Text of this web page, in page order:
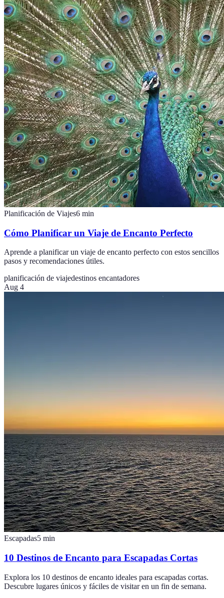
Planificación de Viajes6 min
Cómo Planificar un Viaje de Encanto Perfecto
Aprende a planificar un viaje de encanto perfecto con estos sencillos
pasos y recomendaciones útiles.
planificación de viajedestinos encantadores
Aug 4
Escapadas5 min
10 Destinos de Encanto para Escapadas Cortas
Explora los 10 destinos de encanto ideales para escapadas cortas.
Descubre lugares únicos y fáciles de visitar en un fin de semana.